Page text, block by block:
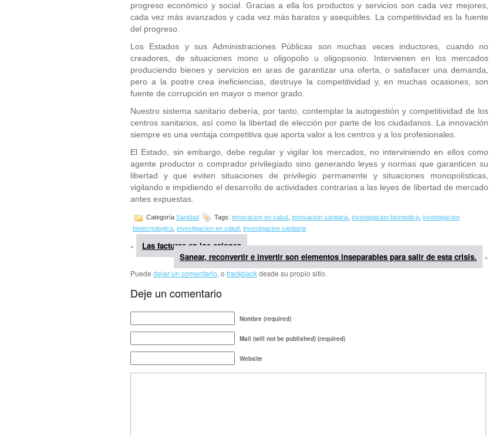
progreso económico y social. Gracias a ella los productos y servicios son cada vez mejores,
cada vez más avanzados y cada vez más baratos y asequibles. La competitividad es la fuente
del progreso.
Los Estados y sus Administraciones Públicas son muchas veces inductores, cuando no
creadores, de situaciones mono u oligopolio u oligopsonio. Intervienen en los mercados
produciendo bienes y servicios en aras de garantizar una oferta, o satisfacer una demanda,
pero a la postre crea ineficiencias, destruye la competitividad y, en muchas ocasiones, son
fuente de corrupción en mayor o menor grado.
Nuestro sistema sanitario debería, por tanto, contemplar la autogestión y competitividad de los
centros sanitarios, así como la libertad de elección por parte de los ciudadanos. La innovación
siempre es una ventaja competitiva que aporta valor a los centros y a los profesionales.
El Estado, sin embargo, debe regular y vigilar los mercados, no interviniendo en ellos como
agente productor o comprador privilegiado sino generando leyes y normas que garanticen su
libertad y que eviten situaciones de privilegio permanente y situaciones monopolísticas,
vigilando e impidiendo el desarrollo de actividades contrarias a las leyes de libertad de mercado
antes expuestas.
Categoría Sanidad Tags: innovacion en salud innovacion sanitaria investigacion biomedica investigacion
biotecnologica investigacion en salud investigacion sanitaria
«
Las facturas en los cajones
Sanear, reconvertir e invertir son elementos inseparables para salir de esta crisis.
»
Puede dejar un comentario, o trackbackdesde su propio sitio.
Deje un comentario
Nombre (required)
Mail (will not be published) (required)
Website